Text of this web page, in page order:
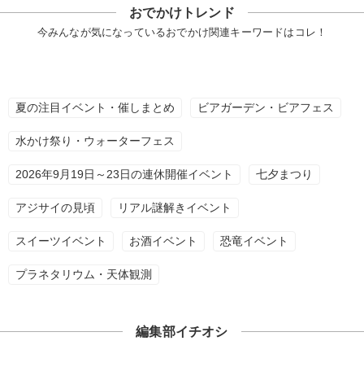
おでかけトレンド
今みんなが気になっているおでかけ関連キーワードはコレ！
夏の注目イベント・催しまとめ ビアガーデン・ビアフェス
水かけ祭り・ウォーターフェス
2026年9月19日～23日の連休開催イベント 七夕まつり
アジサイの見頃 リアル謎解きイベント
スイーツイベント お酒イベント 恐竜イベント
プラネタリウム・天体観測
編集部イチオシ